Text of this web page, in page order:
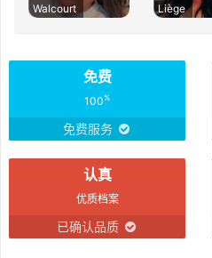
Walcourt
Liège
免费
100%
免费服务
认真
优质档案
已确认品质